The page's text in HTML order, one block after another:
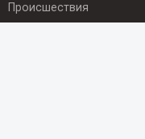
Происшествия